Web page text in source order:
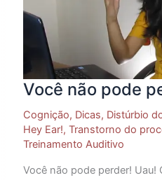
Você não pode
Cognição, Dicas, Distúrbio
Hey Ear!, Transtorno do
Treinamento Auditivo
Você não pode perder! Uau!